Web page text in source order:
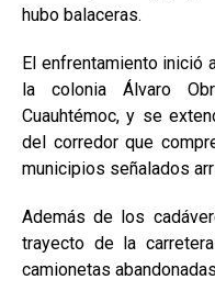
hubo balaceras.
El enfrentamiento inició
la colonia Álvaro
Cuauhtémoc, y se
del corredor que
municipios señalados
Además de los
trayecto de la
camionetas